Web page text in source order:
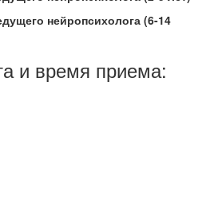
нейропсихолога (6-14
и время приема: